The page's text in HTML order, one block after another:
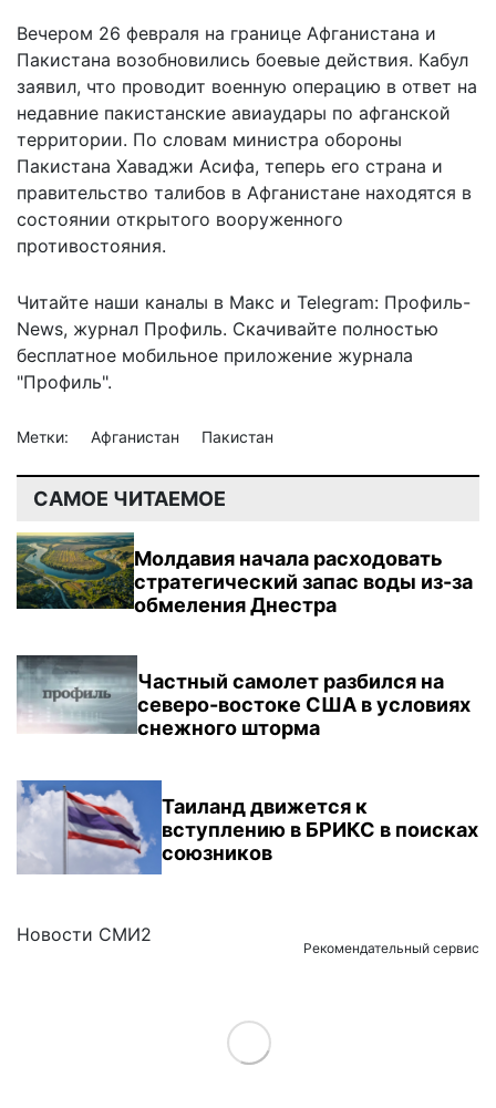
Вечером 26 февраля на границе Афганистана и
Пакистана возобновились боевые действия. Кабул
заявил, что проводит военную операцию в ответ на
недавние пакистанские авиаудары по афганской
территории. По словам министра обороны
Пакистана Хаваджи Асифа, теперь его страна и
правительство талибов в Афганистане находятся в
состоянии открытого вооруженного
противостояния.
Читайте наши каналы в Макс и Telegram: Профиль-
News, журнал Профиль. Скачивайте полностью
бесплатное мобильное приложение журнала
"Профиль".
Метки: Афганистан Пакистан
САМОЕ ЧИТАЕМОЕ
Молдавия начала расходовать
стратегический запас воды из-за
обмеления Днестра
Частный самолет разбился на
северо-востоке США в условиях
снежного шторма
Таиланд движется к
вступлению в БРИКС в поисках
союзников
Новости СМИ2
Рекомендательный сервис
Load More